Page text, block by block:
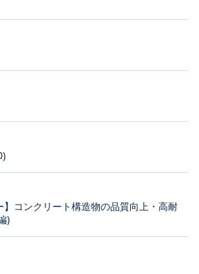
】コンクリート構造物の品質向上・高耐
)